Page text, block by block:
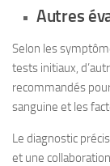
Autres
Selon les
tests initiaux,
recommandés
sanguine et les
Le diagnostic
et une